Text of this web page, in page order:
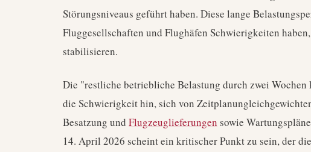
Störungsniveaus geführt haben. Diese lange
Fluggesellschaften und Flughäfen Schwierigkeiten
stabilisieren.
Die "restliche betriebliche Belastung durch zwei
die Schwierigkeit hin, sich von
Besatzung und Flugzeuglieferungen sowie
14. April 2026 scheint ein kritischer Punkt zu sein, der